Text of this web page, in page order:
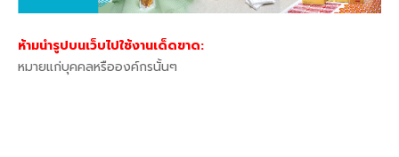
ห้ามนำรูปบนเว็บไปใช้งานเด็ดขาด:
ยแก่บุคคลหรือองค์กรนั้นๆ